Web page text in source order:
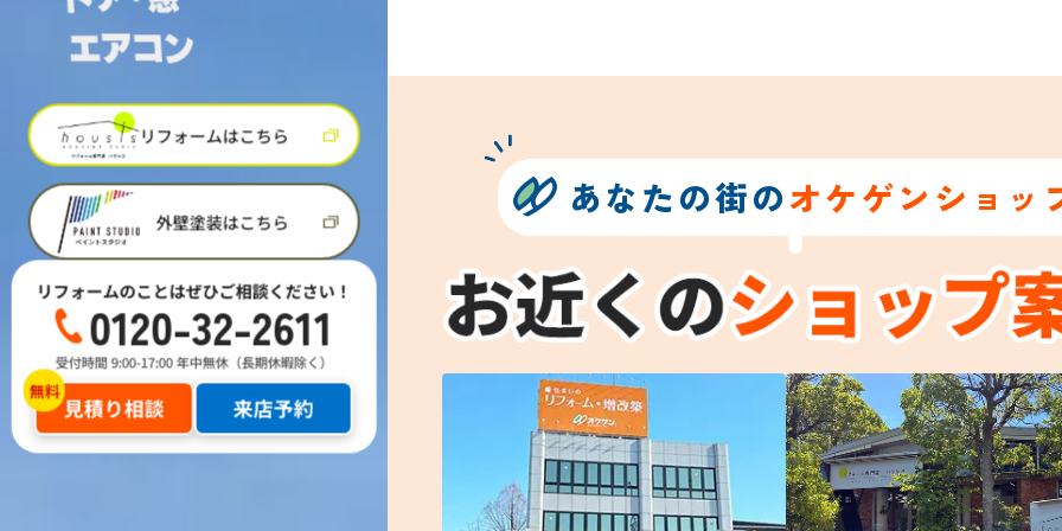
リフォームはこちら
外壁塗装はこちら
リフォームのことはぜひご相談ください！
0120-32-2611
受付時間 9:00-17:00 年中無休（長期休暇除く）
見積り相談 来店予約
あなたの街のオケゲンショッ